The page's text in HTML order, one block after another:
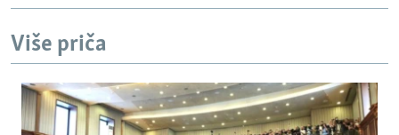
Više priča